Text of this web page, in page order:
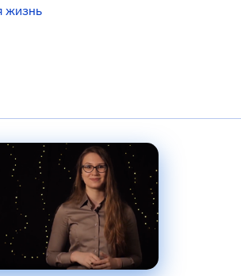
жизнь